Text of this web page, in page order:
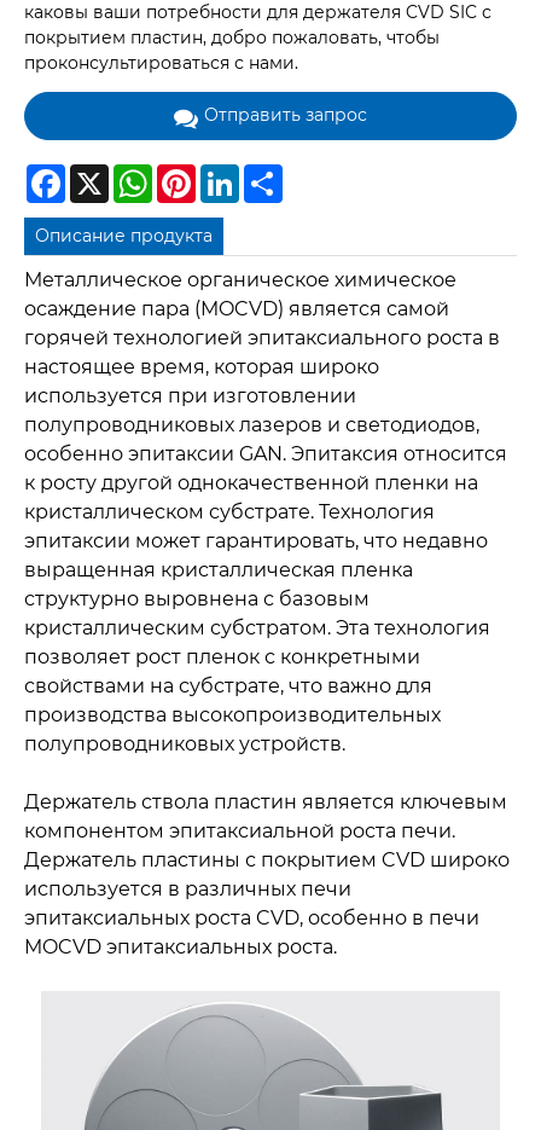
каковы ваши потребности для держателя CVD SIC с
покрытием пластин, добро пожаловать, чтобы
проконсультироваться с нами.
Отправить запрос
Facebook
X WhatsAppPinterestLinkedIn
Описание продукта
Металлическое органическое химическое
осаждение пара (MOCVD) является самой
горячей технологией эпитаксиального роста в
настоящее время, которая широко
используется при изготовлении
полупроводниковых лазеров и светодиодов,
особенно эпитаксии GAN. Эпитаксия относится
к росту другой однокачественной пленки на
кристаллическом субстрате. Технология
эпитаксии может гарантировать, что недавно
выращенная кристаллическая пленка
структурно выровнена с базовым
кристаллическим субстратом. Эта технология
позволяет рост пленок с конкретными
свойствами на субстрате, что важно для
производства высокопроизводительных
полупроводниковых устройств.
Держатель ствола пластин является ключевым
компонентом эпитаксиальной роста печи.
Держатель пластины с покрытием CVD широко
используется в различных печи
эпитаксиальных роста CVD, особенно в печи
MOCVD эпитаксиальных роста.